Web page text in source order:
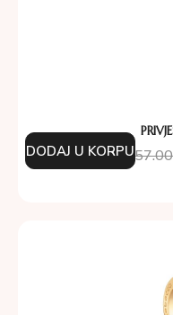
DODAJ U KORPU